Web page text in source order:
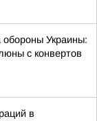
обороны Украины:
с конвертов
в